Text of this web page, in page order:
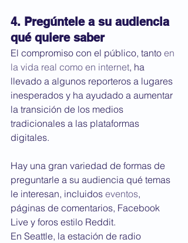
4. Pregúntele a su audiencia
qué quiere saber
El compromiso con el público, tanto en
la vida real como en internet, ha
llevado a algunos reporteros a lugares
inesperados y ha ayudado a aumentar
la transición de los medios
tradicionales a las plataformas
digitales.
Hay una gran variedad de formas de
preguntarle a su audiencia qué temas
le interesan, incluidos eventos,
páginas de comentarios, Facebook
Live y foros estilo Reddit.
En Seattle, la estación de radio